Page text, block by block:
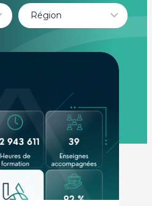
Région
Auvergne-Rhône-